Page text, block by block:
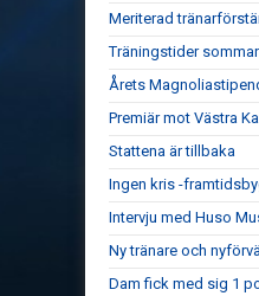
Meriterad
Träningstider
Årets
Premiär mot Västra
Stattena är tillbaka
Ingen kris -
Intervju med Huso
Ny tränare och
Dam fick med sig 1